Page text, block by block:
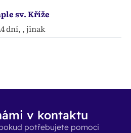
sv. Kříže
dní, , jinak
v kontaktu
potřebujete pomoci